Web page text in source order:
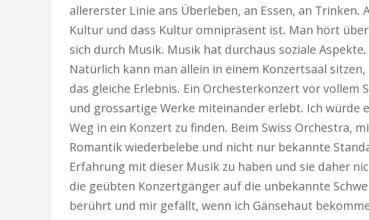
allererster Linie ans Überleben, an Essen, an Trinken.
Kultur und dass Kultur omnipräsent ist. Man hört
sich durch Musik. Musik hat durchaus soziale
Natürlich kann man allein in einem Konzertsaal
das gleiche Erlebnis. Ein Orchesterkonzert vor vollem
und grossartige Werke miteinander erlebt. Ich würde
Weg in ein Konzert zu finden. Beim Swiss Orchestra,
Romantik wiederbelebe und nicht nur bekannte
Erfahrung mit dieser Musik zu haben und sie daher
die geübten Konzertgänger auf die unbekannte
berührt und mir gefällt, wenn ich Gänsehaut